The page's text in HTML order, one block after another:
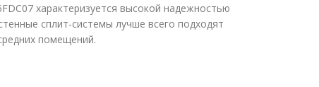
характеризуется высокой надежностью
сплит-системы лучше всего подходят
помещений.